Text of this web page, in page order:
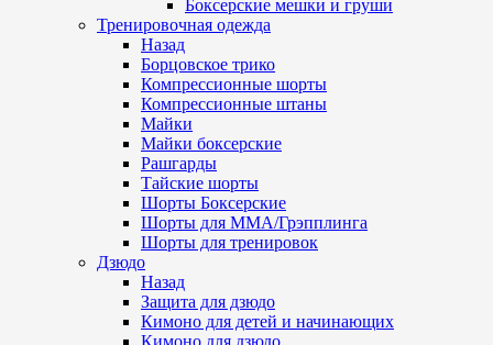
Боксерские мешки и груши
Тренировочная одежда
Назад
Борцовское трико
Компрессионные шорты
Компрессионные штаны
Майки
Майки боксерские
Рашгарды
Тайские шорты
Шорты Боксерские
Шорты для ММА/Грэпплинга
Шорты для тренировок
Дзюдо
Назад
Защита для дзюдо
Кимоно для детей и начинающих
Кимоно для дзюдо